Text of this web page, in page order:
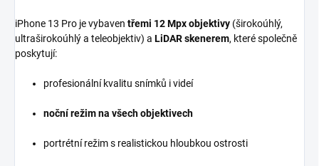
iPhone 13 Pro je vybaven třemi 12 Mpx objektivy (širokoúhlý,
ultraširokoúhlý a teleobjektiv) a LiDAR skenerem, které společně
poskytují:
profesionální kvalitu snímků i videí
noční režim na všech objektivech
portrétní režim s realistickou hloubkou ostrosti